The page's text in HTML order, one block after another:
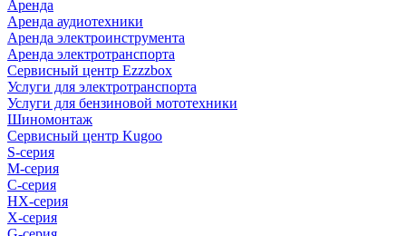
Аренда
Аренда аудиотехники
Аренда электроинструмента
Аренда электротранспорта
Сервисный центр Ezzzbox
Услуги для электротранспорта
Услуги для бензиновой мототехники
Шиномонтаж
Сервисный центр Kugoo
S-cерия
M-серия
С-серия
HX-серия
X-серия